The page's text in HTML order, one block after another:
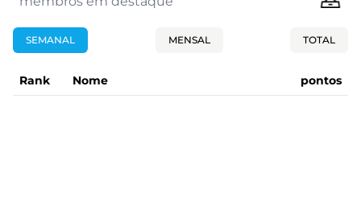
SEMANAL MENSAL TOTAL
Rank Nome pontos